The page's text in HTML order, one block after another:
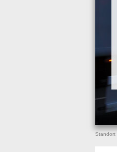
Standort